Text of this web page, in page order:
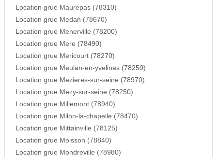
Location grue Maurepas (78310)
Location grue Medan (78670)
Location grue Menerville (78200)
Location grue Mere (78490)
Location grue Mericourt (78270)
Location grue Meulan-en-yvelines (78250)
Location grue Mezieres-sur-seine (78970)
Location grue Mezy-sur-seine (78250)
Location grue Millemont (78940)
Location grue Milon-la-chapelle (78470)
Location grue Mittainville (78125)
Location grue Moisson (78840)
Location grue Mondreville (78980)